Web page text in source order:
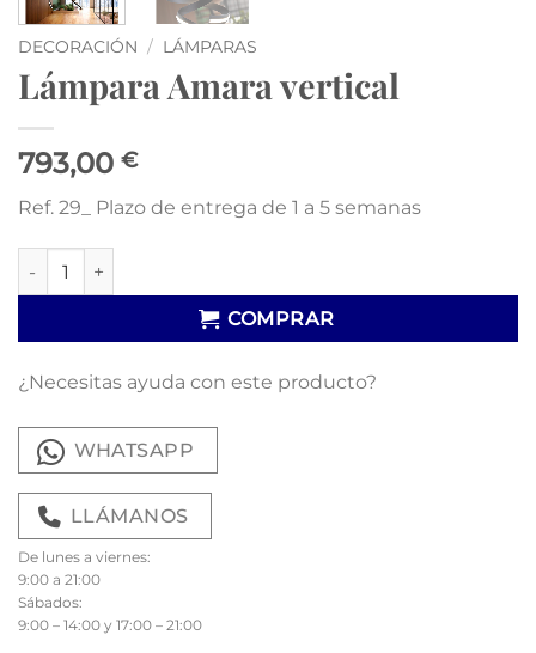
DECORACIÓN / LÁMPARAS
Lámpara Amara vertical
793,00 €
Ref. 29_ Plazo de entrega de 1 a 5 semanas
Lámpara Amara vertical cantidad
COMPRAR
¿Necesitas ayuda con este producto?
WHATSAPP
LLÁMANOS
De lunes a viernes:
9:00 a 21:00
Sábados:
9:00 – 14:00 y 17:00 – 21:00